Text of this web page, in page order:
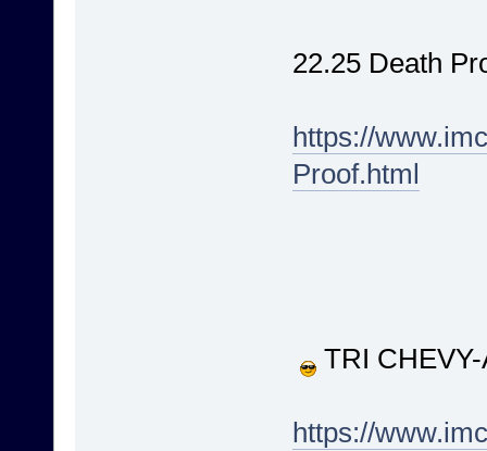
22.25 Death
https://
Proof.html
TRI CHEVY-
https://